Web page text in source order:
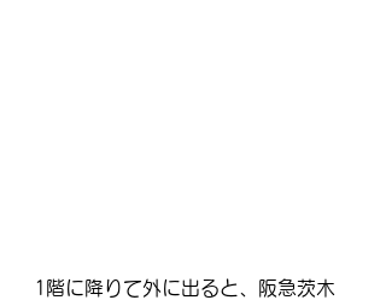
1階に降りて外に出ると、阪急茨木